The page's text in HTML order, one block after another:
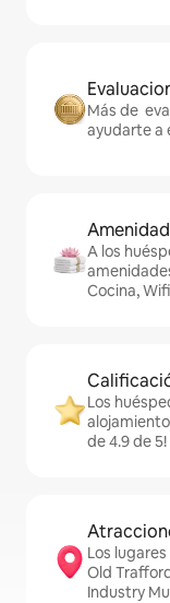
Más de
ayudarte a
A los
Cocina,
Los
de 4.9 de 5!
Los
Old
Industry